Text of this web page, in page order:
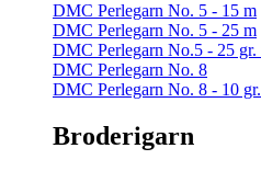
DMC Perlegarn No. 5 - 15 m
DMC Perlegarn No. 5 - 25 m
DMC Perlegarn No.5 - 25 gr.
DMC Perlegarn No. 8
DMC Perlegarn No. 8 - 10
Broderigarn